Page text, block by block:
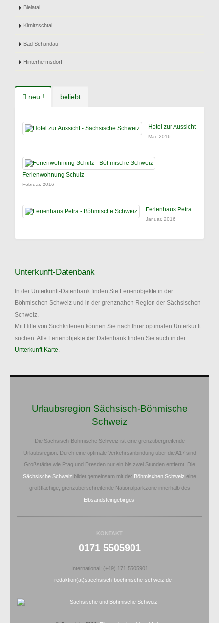
Bielatal
Kirnitzschtal
Bad Schandau
Hinterhermsdorf
neu ! beliebt
Hotel zur Aussicht
Mai, 2016
Ferienwohnung Schulz
Februar, 2016
Ferienhaus Petra
Januar, 2016
Unterkunft-Datenbank
In der Unterkunft-Datenbank finden Sie Ferienobjekte in der
Böhmischen Schweiz und in der grenznahen Region der Sächsischen
Schweiz.
Mit Hilfe von Suchkriterien können Sie nach Ihrer optimalen Unterkunft
suchen. Alle Ferienobjekte der Datenbank finden Sie auch in der
Unterkunft-Karte.
Urlaubsregion Sächsisch-Böhmische
Schweiz
Die Sächsisch-Böhmische Schweiz ist eine grenzübergreifende
Urlaubsregion. Durch eine optimale Verkehrsanbindung über die A17 sind
Großstädte wie Prag und Dresden nur ein bis zwei Stunden entfernt. Die
Sächsische Schweiz bildet gemeinsam mit der Böhmischen Schweiz eine
großflächige, grenzüberschreitende Nationalparkzone innerhalb des
Elbsandsteingebirges
KONTAKT
0171 5505901
International: (+49) 171 5505901
redaktion(at)saechsisch-boehmische-schweiz.de